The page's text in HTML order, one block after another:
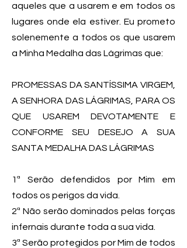
aqueles que a usarem e em todos os
lugares onde ela estiver. Eu prometo
solenemente a todos os que usarem
a Minha Medalha das Lágrimas que:
PROMESSAS DA SANTÍSSIMA VIRGEM,
A SENHORA DAS LÁGRIMAS, PARA OS
QUE USAREM DEVOTAMENTE E
CONFORME SEU DESEJO A SUA
SANTA MEDALHA DAS LÁGRIMAS
1ª Serão defendidos por Mim em
todos os perigos da vida.
2ª Não serão dominados pelas forças
infernais durante toda a sua vida.
3ª Serão protegidos por Mim de todos